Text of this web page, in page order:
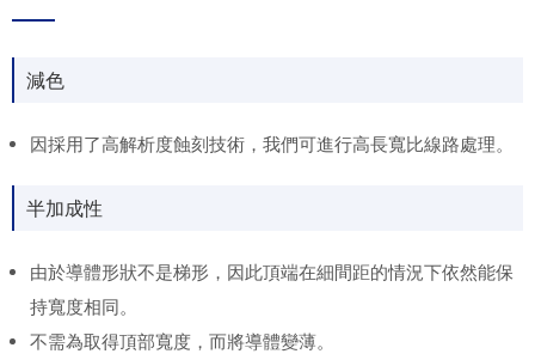
減色
因採用了高解析度蝕刻技術，我們可進行高長寬比線路處理。
半加成性
由於導體形狀不是梯形，因此頂端在​​細間距的情況下依然能保
持寬度相同。
不需為取得頂部寬度，而將導體變薄。